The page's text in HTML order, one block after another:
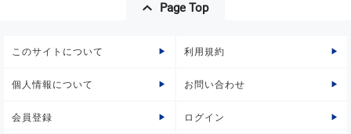
Page Top
このサイトについて 利用規約
個人情報について お問い合わせ
会員登録 ログイン